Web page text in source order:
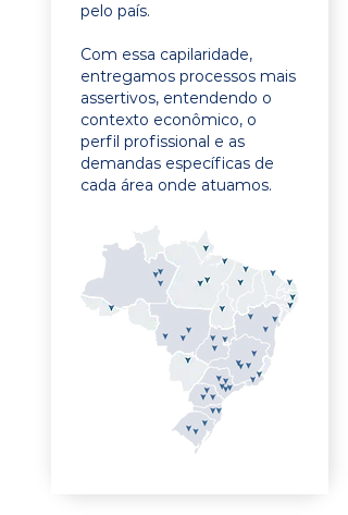
pelo país.
Com essa capilaridade,
entregamos processos mais
assertivos, entendendo o
contexto econômico, o
perfil profissional e as
demandas específicas de
cada área onde atuamos.